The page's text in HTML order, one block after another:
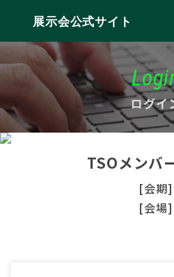
展示会公式サイト
ログイ
TSOメンバ
[会期]
[会場]